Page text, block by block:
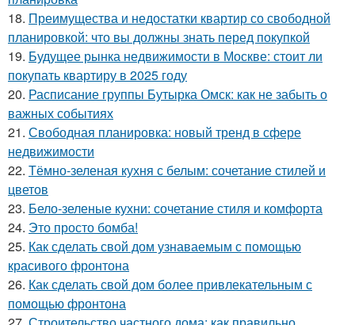
18. Преимущества и недостатки квартир со свободной
планировкой: что вы должны знать перед покупкой
19. Будущее рынка недвижимости в Москве: стоит ли
покупать квартиру в 2025 году
20. Расписание группы Бутырка Омск: как не забыть о
важных событиях
21. Свободная планировка: новый тренд в сфере
недвижимости
22. Тёмно-зеленая кухня с белым: сочетание стилей и
цветов
23. Бело-зеленые кухни: сочетание стиля и комфорта
24. Это просто бомба!
25. Как сделать свой дом узнаваемым с помощью
красивого фронтона
26. Как сделать свой дом более привлекательным с
помощью фронтона